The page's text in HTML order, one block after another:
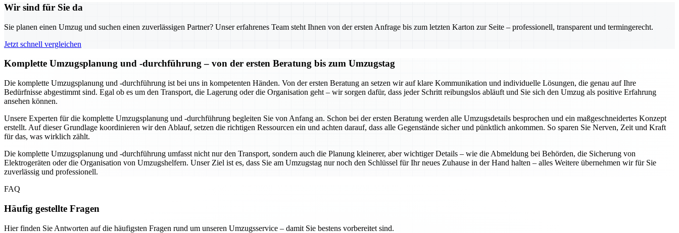
Wir sind für Sie da
Sie planen einen Umzug und suchen einen zuverlässigen Partner? Unser erfahrenes Team steht Ihnen von der ersten Anfrage bis zum letzten Karton zur Seite – professionell, transparent und termingerecht.
Jetzt schnell vergleichen
Komplette Umzugsplanung und -durchführung – von der ersten Beratung bis zum Umzugstag
Die komplette Umzugsplanung und -durchführung ist bei uns in kompetenten Händen. Von der ersten Beratung an setzen wir auf klare Kommunikation und individuelle Lösungen, die genau auf Ihre
Bedürfnisse abgestimmt sind. Egal ob es um den Transport, die Lagerung oder die Organisation geht – wir sorgen dafür, dass jeder Schritt reibungslos abläuft und Sie sich den Umzug als positive Erfahrung
ansehen können.
Unsere Experten für die komplette Umzugsplanung und -durchführung begleiten Sie von Anfang an. Schon bei der ersten Beratung werden alle Umzugsdetails besprochen und ein maßgeschneidertes Konzept
erstellt. Auf dieser Grundlage koordinieren wir den Ablauf, setzen die richtigen Ressourcen ein und achten darauf, dass alle Gegenstände sicher und pünktlich ankommen. So sparen Sie Nerven, Zeit und Kraft
für das, was wirklich zählt.
Die komplette Umzugsplanung und -durchführung umfasst nicht nur den Transport, sondern auch die Planung kleinerer, aber wichtiger Details – wie die Abmeldung bei Behörden, die Sicherung von
Elektrogeräten oder die Organisation von Umzugshelfern. Unser Ziel ist es, dass Sie am Umzugstag nur noch den Schlüssel für Ihr neues Zuhause in der Hand halten – alles Weitere übernehmen wir für Sie
zuverlässig und professionell.
FAQ
Häufig gestellte Fragen
Hier finden Sie Antworten auf die häufigsten Fragen rund um unseren Umzugsservice – damit Sie bestens vorbereitet sind.